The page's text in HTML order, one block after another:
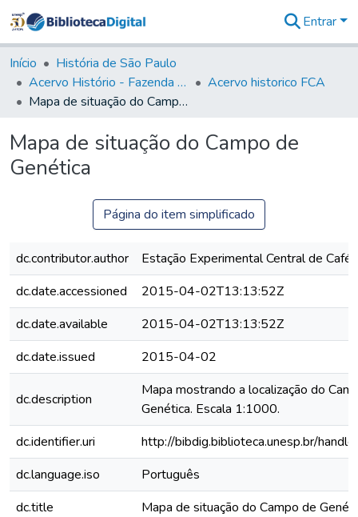
&
Coleções
Tudo na
Biblioteca
Estatísticas
Entrar
Início
História de São Paulo
Acervo Histório - Fazenda Lageado
Acervo historico FCA
Mapa de situação do Campo de Genética
Mapa de situação do Campo de
Genética
Página do item simplificado
dc.contributor.author
Estação Experimental Central de Café
dc.date.accessioned
2015-04-02T13:13:52Z
dc.date.available
2015-04-02T13:13:52Z
dc.date.issued
2015-04-02
dc.description
Mapa mostrando a localização do
Genética. Escala 1:1000.
dc.identifier.uri
http://bibdig.biblioteca.unesp.br/
dc.language.iso
Português
dc.title
Mapa de situação do Campo de